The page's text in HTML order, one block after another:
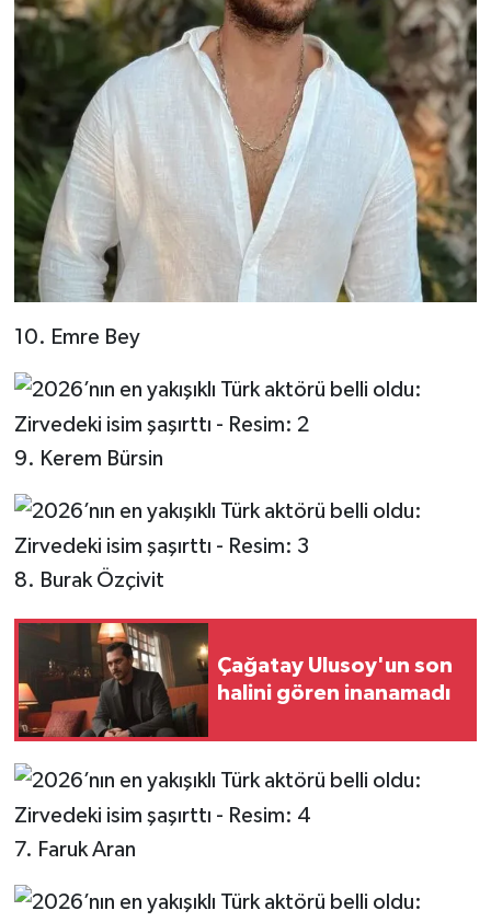
10. Emre Bey
9. Kerem Bürsin
8. Burak Özçivit
Çağatay Ulusoy'un son
halini gören inanamadı
7. Faruk Aran